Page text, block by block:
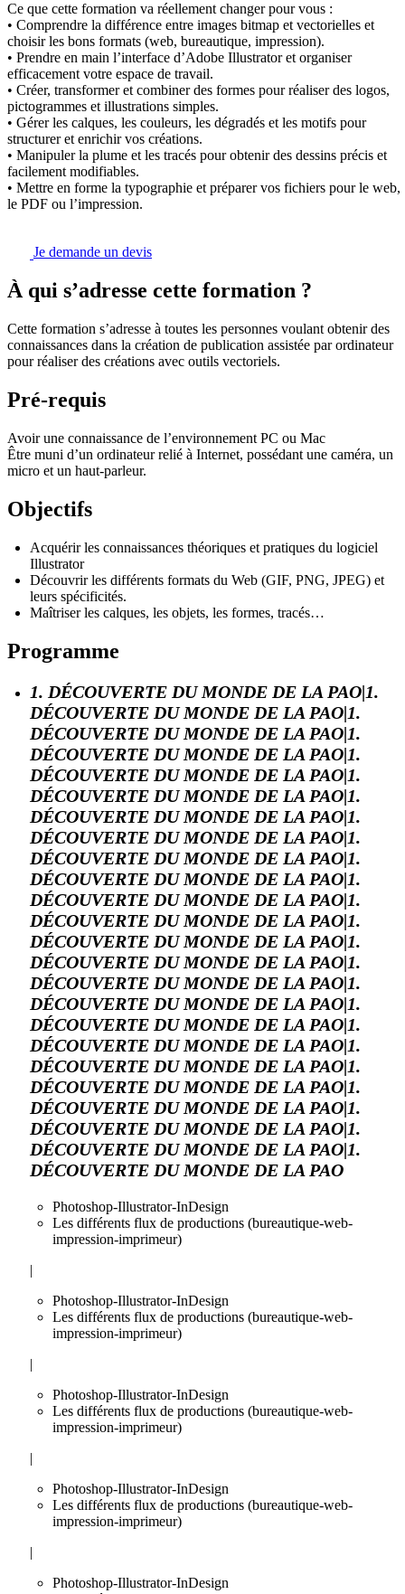
Ce que cette formation va réellement changer pour vous :
• Comprendre la différence entre images bitmap et vectorielles et
choisir les bons formats (web, bureautique, impression).
• Prendre en main l’interface d’Adobe Illustrator et organiser
efficacement votre espace de travail.
• Créer, transformer et combiner des formes pour réaliser des logos,
pictogrammes et illustrations simples.
• Gérer les calques, les couleurs, les dégradés et les motifs pour
structurer et enrichir vos créations.
• Manipuler la plume et les tracés pour obtenir des dessins précis et
facilement modifiables.
• Mettre en forme la typographie et préparer vos fichiers pour le web,
le PDF ou l’impression.
Je demande un devis
À qui s’adresse cette formation ?
Cette formation s’adresse à toutes les personnes voulant obtenir des
connaissances dans la création de publication assistée par ordinateur
pour réaliser des créations avec outils vectoriels.
Pré-requis
Avoir une connaissance de l’environnement PC ou Mac
Être muni d’un ordinateur relié à Internet, possédant une caméra, un
micro et un haut-parleur.
Objectifs
Acquérir les connaissances théoriques et pratiques du logiciel
Illustrator
Découvrir les différents formats du Web (GIF, PNG, JPEG) et
leurs spécificités.
Maîtriser les calques, les objets, les formes, tracés…
Programme
1. DÉCOUVERTE DU MONDE DE LA PAO|1.
DÉCOUVERTE DU MONDE DE LA PAO|1.
DÉCOUVERTE DU MONDE DE LA PAO|1.
DÉCOUVERTE DU MONDE DE LA PAO|1.
DÉCOUVERTE DU MONDE DE LA PAO|1.
DÉCOUVERTE DU MONDE DE LA PAO|1.
DÉCOUVERTE DU MONDE DE LA PAO|1.
DÉCOUVERTE DU MONDE DE LA PAO|1.
DÉCOUVERTE DU MONDE DE LA PAO|1.
DÉCOUVERTE DU MONDE DE LA PAO|1.
DÉCOUVERTE DU MONDE DE LA PAO|1.
DÉCOUVERTE DU MONDE DE LA PAO|1.
DÉCOUVERTE DU MONDE DE LA PAO|1.
DÉCOUVERTE DU MONDE DE LA PAO|1.
DÉCOUVERTE DU MONDE DE LA PAO|1.
DÉCOUVERTE DU MONDE DE LA PAO|1.
DÉCOUVERTE DU MONDE DE LA PAO|1.
DÉCOUVERTE DU MONDE DE LA PAO|1.
DÉCOUVERTE DU MONDE DE LA PAO|1.
DÉCOUVERTE DU MONDE DE LA PAO|1.
DÉCOUVERTE DU MONDE DE LA PAO|1.
DÉCOUVERTE DU MONDE DE LA PAO|1.
DÉCOUVERTE DU MONDE DE LA PAO|1.
DÉCOUVERTE DU MONDE DE LA PAO
Photoshop-Illustrator-InDesign
Les différents flux de productions (bureautique-web-
impression-imprimeur)
|
Photoshop-Illustrator-InDesign
Les différents flux de productions (bureautique-web-
impression-imprimeur)
|
Photoshop-Illustrator-InDesign
Les différents flux de productions (bureautique-web-
impression-imprimeur)
|
Photoshop-Illustrator-InDesign
Les différents flux de productions (bureautique-web-
impression-imprimeur)
|
Photoshop-Illustrator-InDesign